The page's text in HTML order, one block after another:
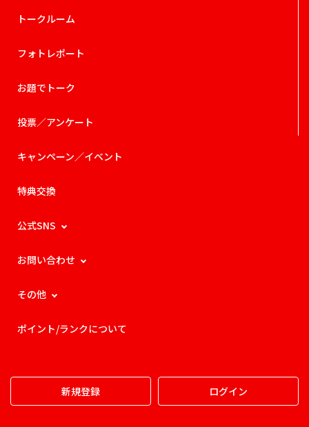
トークルーム
フォトレポート
お題でトーク
投票／アンケート
キャンペーン／イベント
特典交換
公式SNS
お問い合わせ
その他
ポイント/ランクについて
新規登録 ログイン